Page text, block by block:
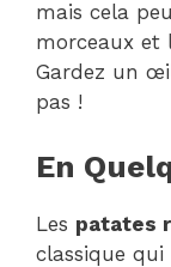
mais cela
morceaux et
Gardez un
pas !
En
Les patates
classique qui